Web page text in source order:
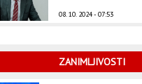
08. 10. 2024 - 07:53
ZANIMLJIVOSTI